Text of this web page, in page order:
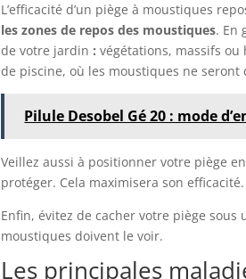
L’efficacité d’un piège à moustiques
les zones de repos des moustiques. En
de votre jardin :végétations, massifs
de piscine, où les moustiques ne
Pilule Desobel Gé 20 : mode
Veillez aussi à positionner votre piège
protéger. Cela maximisera son efficacité.
Enfin, évitez de cacher votre piège
moustiques doivent le voir.
Les principales